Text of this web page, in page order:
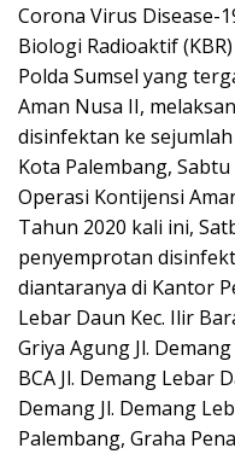
Corona Virus Disease-
Biologi Radioaktif
Polda Sumsel yang
Aman Nusa II,
disinfektan ke
Kota Palembang, Sabtu
Operasi Kontijensi
Tahun 2020 kali ini,
penyemprotan
diantaranya di Kantor
Lebar Daun Kec. Ilir
Griya Agung Jl.
BCA Jl. Demang Lebar
Demang Jl. Demang
Palembang, Graha